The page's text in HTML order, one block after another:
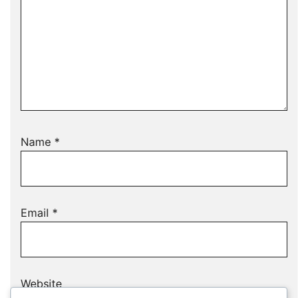
Name *
Email *
Website